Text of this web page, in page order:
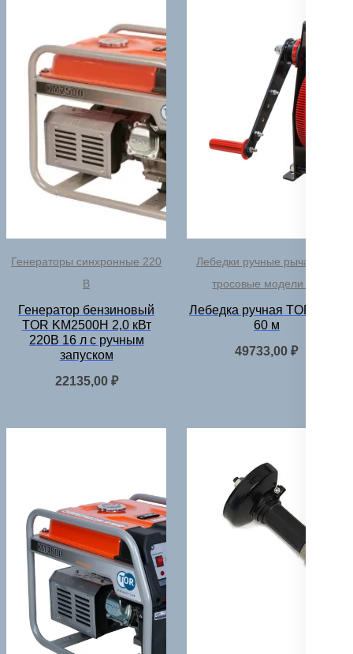
Генераторы синхронные 220
В
Генератор бензиновый
TOR KM2500H 2,0 кВт
220В 16 л с ручным
запуском
22135,00 ₽
Лебедки ручные рычажные
тросовые модели ЛР
Лебедка ручная TOR ЛР-1
60 м
49733,00₽